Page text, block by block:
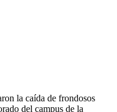
la caída de frondosos
del campus de la